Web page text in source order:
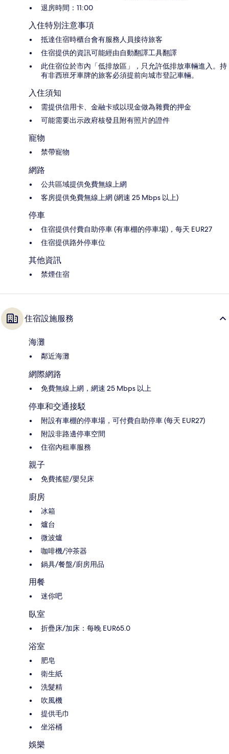
退房時間：11:00
入住特別注意事項
抵達住宿時櫃台會有服務人員接待旅客
住宿提供的資訊可能經由自動翻譯工具翻譯
此住宿位於市內「低排放區」，只允許低排放車輛進入。持
有非西班牙車牌的旅客必須提前向城市登記車輛。
入住須知
需提供信用卡、金融卡或以現金做為雜費的押金
可能需要出示政府核發且附有照片的證件
寵物
禁帶寵物
網路
公共區域提供免費無線上網
客房提供免費無線上網 (網速 25 Mbps 以上)
停車
住宿提供付費自助停車 (有車棚的停車場)，每天 EUR27
住宿提供路外停車位
其他資訊
禁煙住宿
住宿設施服務
海灘
鄰近海灘
網際網路
免費無線上網，網速 25 Mbps 以上
停車和交通接駁
附設有車棚的停車場，可付費自助停車 (每天 EUR27)
附設非路邊停車空間
住宿內租車服務
親子
免費搖籃/嬰兒床
廚房
冰箱
爐台
微波爐
咖啡機/沖茶器
鍋具/餐盤/廚房用品
用餐
迷你吧
臥室
折疊床/加床：每晚 EUR65.0
浴室
肥皂
衛生紙
洗髮精
吹風機
提供毛巾
坐浴桶
娛樂